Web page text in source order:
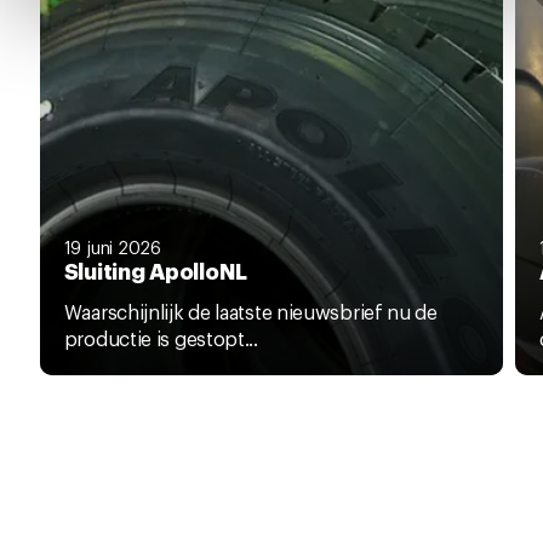
het ronde cookie-instellingenicoontje linksonder op de
pagina.
19 juni 2026
Sluiting ApolloNL
Waarschijnlijk de laatste nieuwsbrief nu de
productie is gestopt...